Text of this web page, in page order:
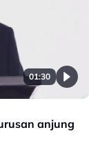
01:30
anjung